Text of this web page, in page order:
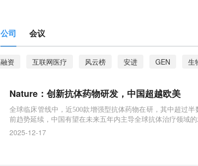
公司 会议
融资 互联网医疗 风云榜 安进 GEN 生
期刊
Nature：创新抗体药物研发，中国超越欧美
全球临床管线中，近500款增强型抗体药物在研，其中超过半
前趋势延续，中国有望在未来五年内主导全球抗体治疗领域的
2025-12-17